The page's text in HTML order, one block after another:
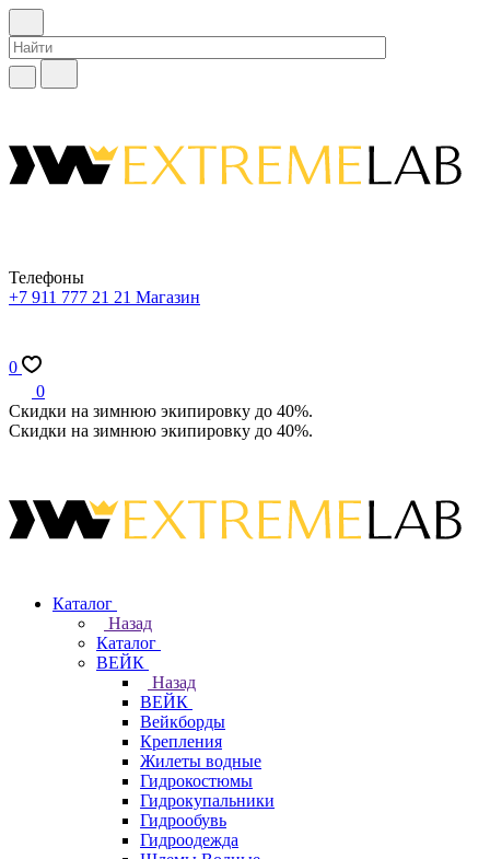
Телефоны
+7 911 777 21 21 Магазин
0
0
Скидки на зимнюю экипировку до 40%.
Скидки на зимнюю экипировку до 40%.
Каталог
Назад
Каталог
ВЕЙК
Назад
ВЕЙК
Вейкборды
Крепления
Жилеты водные
Гидрокостюмы
Гидрокупальники
Гидрообувь
Гидроодежда